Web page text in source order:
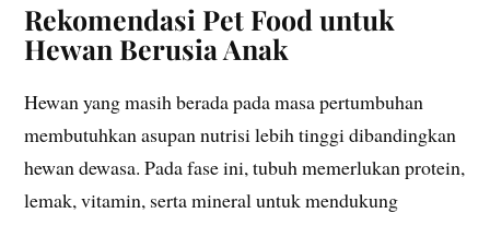
Rekomendasi Pet Food untuk
Hewan Berusia Anak
Hewan yang masih berada pada masa pertumbuhan
membutuhkan asupan nutrisi lebih tinggi dibandingkan
hewan dewasa. Pada fase ini, tubuh memerlukan protein,
lemak, vitamin, serta mineral untuk mendukung